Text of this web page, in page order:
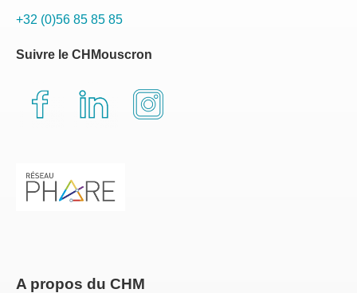
+32 (0)56 85 85 85
Suivre le CHMouscron
A propos du CHM